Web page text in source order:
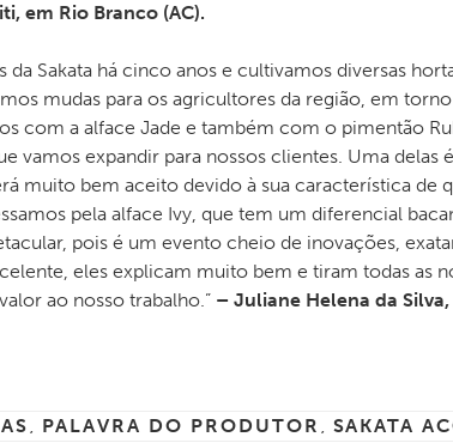
em Rio Branco (AC).
da Sakata há cinco anos e cultivamos diversas
mudas para os agricultores da região, em
com a alface Jade e também com o pimentão
vamos expandir para nossos clientes. Uma
muito bem aceito devido à sua característica de
pela alface Ivy, que tem um diferencial
pois é um evento cheio de inovações,
eles explicam muito bem e tiram todas as
ao nosso trabalho.” – Juliane Helena da
, PALAVRA DO PRODUTOR , SAKATA